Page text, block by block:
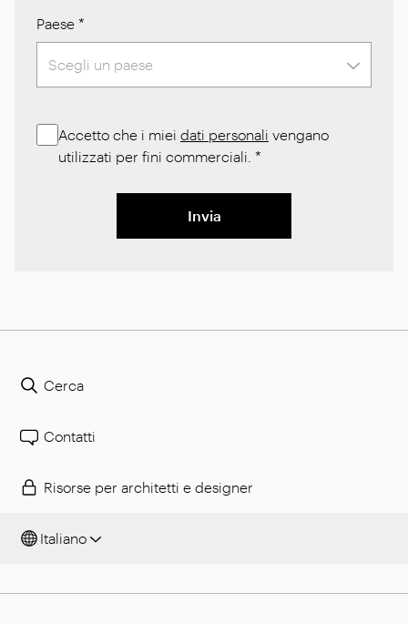
Paese *
Accetto che i miei dati personali vengano
utilizzati per fini commerciali. *
Invia
Cerca
Contatti
Risorse per architetti e designer
Italiano